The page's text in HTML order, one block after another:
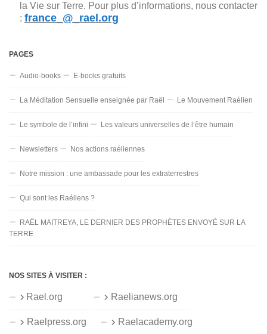
la Vie sur Terre. Pour plus d’informations, nous contacter
: france_@_rael.org
PAGES
Audio-books E-books gratuits
La Méditation Sensuelle enseignée par Raël Le Mouvement Raélien
Le symbole de l’infini Les valeurs universelles de l’être humain
Newsletters Nos actions raéliennes
Notre mission : une ambassade pour les extraterrestres
Qui sont les Raéliens ?
RAËL MAITREYA, LE DERNIER DES PROPHÈTES ENVOYÉ SUR LA
TERRE
NOS SITES À VISITER :
Rael.org Raelianews.org
Raelpress.org Raelacademy.org